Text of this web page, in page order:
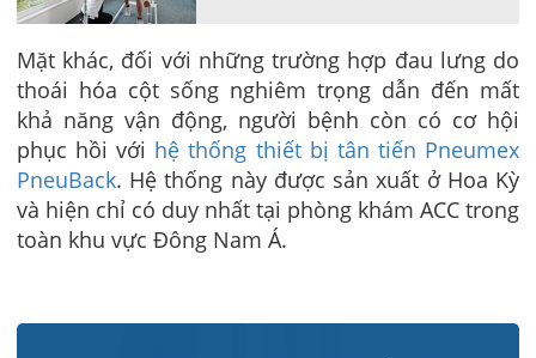
Mặt khác, đối với những trường hợp đau lưng do
thoái hóa cột sống nghiêm trọng dẫn đến mất
khả năng vận động, người bệnh còn có cơ hội
phục hồi với hệ thống thiết bị tân tiến Pneumex
PneuBack. Hệ thống này được sản xuất ở Hoa Kỳ
và hiện chỉ có duy nhất tại phòng khám ACC trong
toàn khu vực Đông Nam Á.